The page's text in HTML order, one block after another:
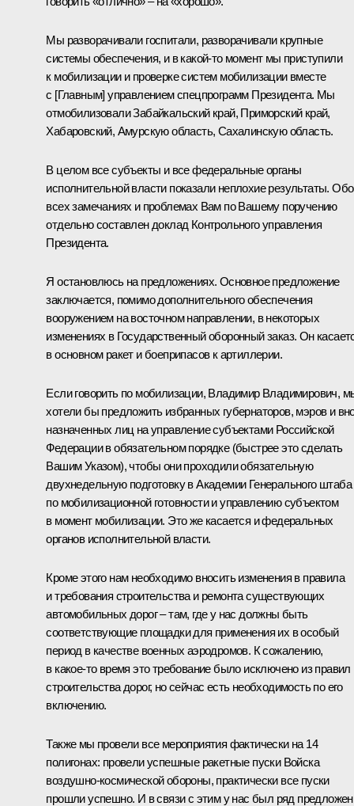
Мы разворачивали госпитали, разворачивали крупные
системы обеспечения, и в какой‑то момент мы приступили
к мобилизации и проверке систем мобилизации вместе
с [Главным] управлением спецпрограмм Президента. Мы
отмобилизовали Забайкальский край, Приморский край,
Хабаровский, Амурскую область, Сахалинскую область.
В целом все субъекты и все федеральные органы
исполнительной власти показали неплохие результаты. Обо
всех замечаниях и проблемах Вам по Вашему поручению
отдельно составлен доклад Контрольного управления
Президента.
Я остановлюсь на предложениях. Основное предложение
заключается, помимо дополнительного обеспечения
вооружением на восточном направлении, в некоторых
изменениях в Государственный оборонный заказ. Он
в основном ракет и боеприпасов к артиллерии.
Если говорить по мобилизации, Владимир Владимирович,
хотели бы предложить избранных губернаторов, мэров и
назначенных лиц на управление субъектами Российской
Федерации в обязательном порядке (быстрее это сделать
Вашим Указом), чтобы они проходили обязательную
двухнедельную подготовку в Академии Генерального штаба
по мобилизационной готовности и управлению субъектом
в момент мобилизации. Это же касается и федеральных
органов исполнительной власти.
Кроме этого нам необходимо вносить изменения в правила
и требования строительства и ремонта существующих
автомобильных дорог – там, где у нас должны быть
соответствующие площадки для применения их в особый
период в качестве военных аэродромов. К сожалению,
в какое‑то время это требование было исключено из правил
строительства дорог, но сейчас есть необходимость по его
включению.
Также мы провели все мероприятия фактически на 14
полигонах: провели успешные ракетные пуски Войска
воздушно-космической обороны, практически все пуски
прошли успешно. И в связи с этим у нас был ряд